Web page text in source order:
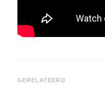
GERELATEERD